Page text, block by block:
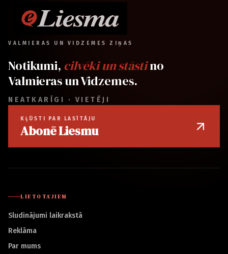
VALMIERAS UN VIDZEMES ZIŅAS
Notikumi, cilvēki un stāstino
Valmieras un Vidzemes.
NEATKARĪGI · VIETĒJI
KĻŪSTI PAR LASĪTĀJU
Abonē Liesmu
LIETOTĀJIEM
Sludinājumi laikrakstā
Reklāma
Par mums